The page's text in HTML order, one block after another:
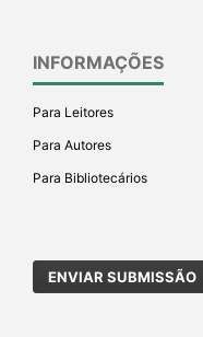
INFORMAÇÕES
Para Leitores
Para Autores
Para Bibliotecários
ENVIAR SUBMISSÃO